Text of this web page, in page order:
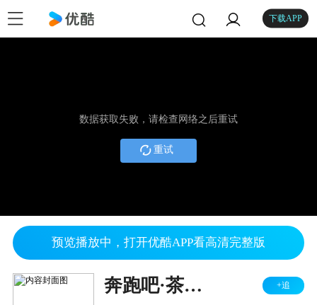
下载APP
数据获取失败，请检查网络之后重试
重试
预览播放中，打开优酷APP看高清完整版
奔跑吧·茶马古道篇 +追